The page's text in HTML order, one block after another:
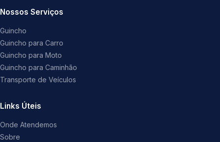
Nossos Serviços
Guincho
Guincho para Carro
Guincho para Moto
Guincho para Caminhão
Transporte de Veículos
Links Úteis
Onde Atendemos
Sobre